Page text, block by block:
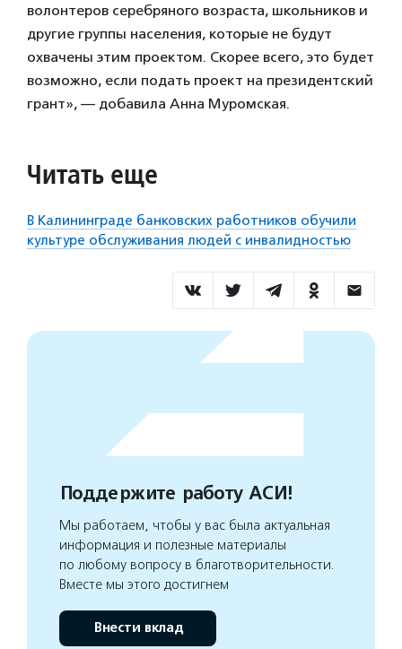
волонтеров серебряного возраста, школьников и
другие группы населения, которые не будут
охвачены этим проектом. Скорее всего, это будет
возможно, если подать проект на президентский
грант», — добавила Анна Муромская.
Читать еще
В Калининграде банковских работников обучили
культуре обслуживания людей с инвалидностью
Поддержите работу АСИ!
Мы работаем, чтобы у вас была актуальная
информация и полезные материалы
по любому вопросу в благотворительности.
Вместе мы этого достигнем
Внести вклад